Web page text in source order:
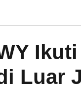
Luar